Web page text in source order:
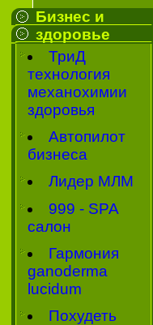
Бизнес и
здоровье
ТриД
технология
механохимии
здоровья
Автопилот
бизнеса
Лидер МЛМ
999 - SPA
салон
Гармония
ganoderma
lucidum
Похудеть